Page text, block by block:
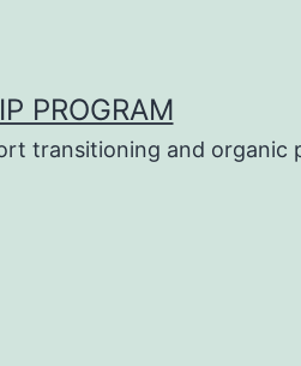
PROGRAM
transitioning and organic